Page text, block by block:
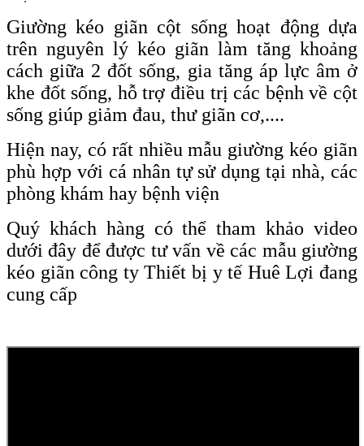
Giường kéo giãn cột sống hoạt động dựa
trên nguyên lý kéo giãn làm tăng khoảng
cách giữa 2 đốt sống, gia tăng áp lực âm ở
khe đốt sống, hỗ trợ điều trị các bệnh về cột
sống giúp giảm đau, thư giãn cơ,....
Hiện nay, có rất nhiều mẫu giường kéo giãn
phù hợp với cá nhân tự sử dụng tại nhà, các
phòng khám hay bệnh viện
Quý khách hàng có thể tham khảo video
dưới đây để được tư vấn về các mẫu giường
kéo giãn công ty Thiết bị y tế Huê Lợi đang
cung cấp